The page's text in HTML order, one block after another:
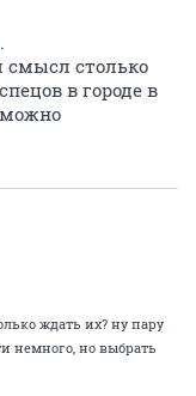
смысл столько
в городе в
можно
ждать их? ну пару
немного, но выбрать